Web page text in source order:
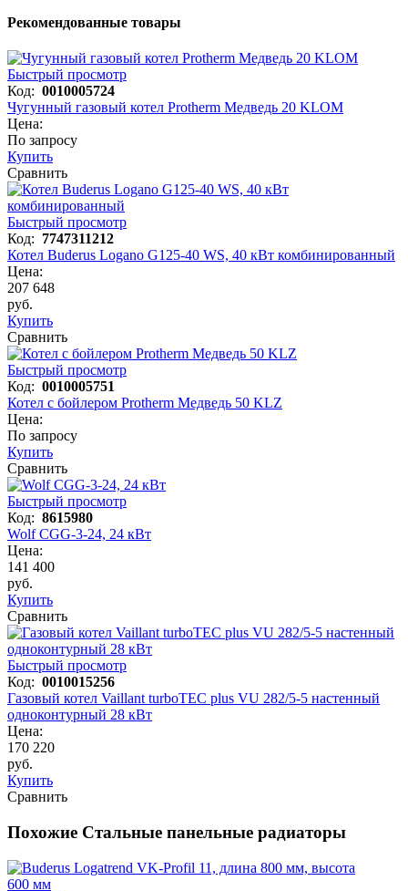
Рекомендованные товары
Быстрый просмотр
Код: 0010005724
Чугунный газовый котел Protherm Медведь 20 KLOM
Цена:
По запросу
Купить
Сравнить
Быстрый просмотр
Код: 7747311212
Котел Buderus Logano G125-40 WS, 40 кВт комбинированный
Цена:
207 648
руб.
Купить
Сравнить
Быстрый просмотр
Код: 0010005751
Котел с бойлером Protherm Медведь 50 KLZ
Цена:
По запросу
Купить
Сравнить
Быстрый просмотр
Код: 8615980
Wolf CGG-3-24, 24 кВт
Цена:
141 400
руб.
Купить
Сравнить
Быстрый просмотр
Код: 0010015256
Газовый котел Vaillant turboTEC plus VU 282/5-5 настенный
одноконтурный 28 кВт
Цена:
170 220
руб.
Купить
Сравнить
Похожие Стальные панельные радиаторы